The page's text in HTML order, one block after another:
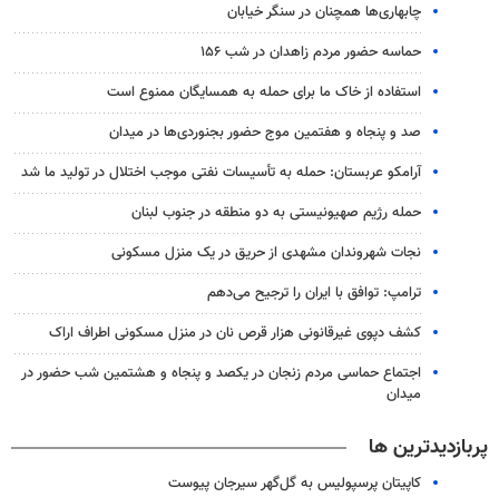
چابهاری‌ها همچنان در سنگر خیابان
حماسه حضور مردم زاهدان در شب ۱۵۶
استفاده از خاک ما برای حمله به همسایگان ممنوع است
صد و پنجاه و هفتمین موج حضور بجنوردی‌ها در میدان
آرامکو عربستان: حمله به تأسیسات نفتی موجب اختلال در تولید ما شد
حمله رژیم صهیونیستی به دو منطقه در جنوب لبنان
نجات شهروندان مشهدی از حریق در یک منزل مسکونی
ترامپ: توافق با ایران را ترجیح می‌دهم
کشف دپوی غیرقانونی هزار قرص نان در منزل مسکونی اطراف اراک
اجتماع حماسی مردم زنجان در یکصد و پنجاه و هشتمین شب حضور در
میدان
پربازدیدترین ها
کاپیتان پرسپولیس به گل‌گهر سیرجان پیوست